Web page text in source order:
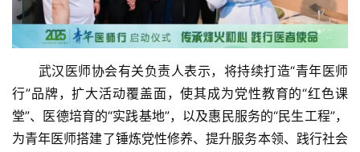
武汉医师协会有关负责人表示，将持续打造“青年医师
行”品牌，扩大活动覆盖面，使其成为党性教育的“红色课
堂”、医德培育的“实践基地”，以及惠民服务的“民生工程”，
为青年医师搭建了锤炼党性修养、提升服务本领、践行社会